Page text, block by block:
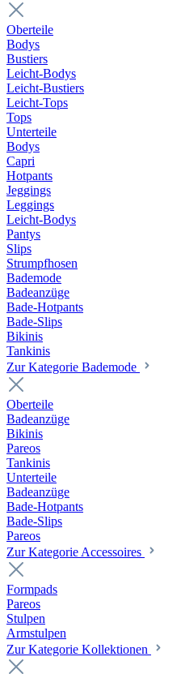
Oberteile
Bodys
Bustiers
Leicht-Bodys
Leicht-Bustiers
Leicht-Tops
Tops
Unterteile
Bodys
Capri
Hotpants
Jeggings
Leggings
Leicht-Bodys
Pantys
Slips
Strumpfhosen
Bademode
Badeanzüge
Bade-Hotpants
Bade-Slips
Bikinis
Tankinis
Zur Kategorie Bademode
Oberteile
Badeanzüge
Bikinis
Pareos
Tankinis
Unterteile
Badeanzüge
Bade-Hotpants
Bade-Slips
Pareos
Zur Kategorie Accessoires
Formpads
Pareos
Stulpen
Armstulpen
Zur Kategorie Kollektionen